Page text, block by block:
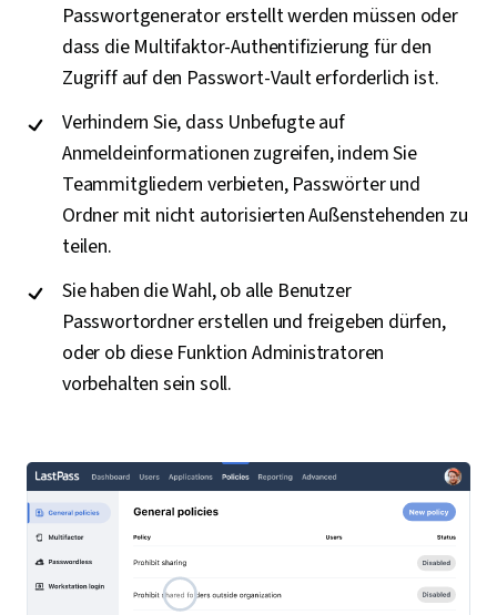
Passwortgenerator erstellt werden müssen oder
dass die Multifaktor-Authentifizierung für den
Zugriff auf den Passwort-Vault erforderlich ist.
Verhindern Sie, dass Unbefugte auf
Anmeldeinformationen zugreifen, indem Sie
Teammitgliedern verbieten, Passwörter und
Ordner mit nicht autorisierten Außenstehenden zu
teilen.
Sie haben die Wahl, ob alle Benutzer
Passwortordner erstellen und freigeben dürfen,
oder ob diese Funktion Administratoren
vorbehalten sein soll.